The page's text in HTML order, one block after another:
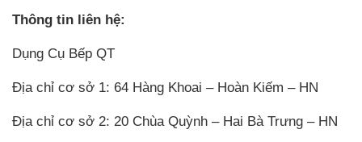
Thông tin liên hệ:
Dụng Cụ Bếp QT
Địa chỉ cơ sở 1: 64 Hàng Khoai – Hoàn Kiếm – HN
Địa chỉ cơ sở 2: 20 Chùa Quỳnh – Hai Bà Trưng – HN